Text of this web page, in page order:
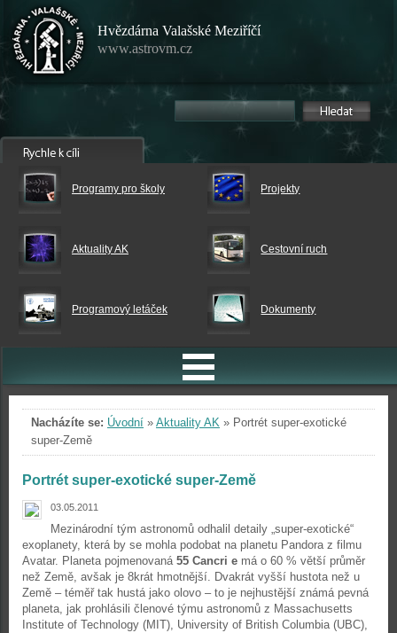
Hvězdárna Valašské Meziříčí
www.astrovm.cz
Programy pro školy Projekty
Aktuality AK Cestovní ruch
Programový letáček Dokumenty
Nacházíte se: Úvodní » Aktuality AK » Portrét super-exotické
super-Země
Portrét super-exotické super-Země
03.05.2011
Mezinárodní tým astronomů odhalil detaily „super-exotické“
exoplanety, která by se mohla podobat na planetu Pandora z filmu
Avatar. Planeta pojmenovaná 55 Cancri e má o 60 % větší průměr
než Země, avšak je 8krát hmotnější. Dvakrát vyšší hustota než u
Země – téměř tak hustá jako olovo – to je nejhustější známá pevná
planeta, jak prohlásili členové týmu astronomů z Massachusetts
Institute of Technology (MIT), University of British Columbia (UBC),